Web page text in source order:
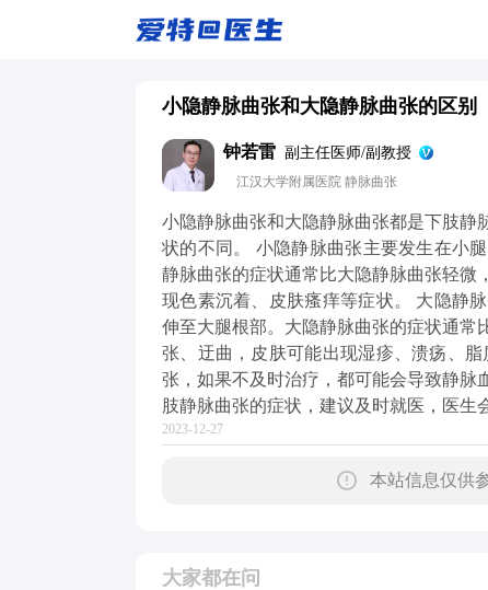
小隐静脉曲张和大隐静脉曲张的区别
钟若雷 副主任医师/副教授
江汉大学附属医院 静脉曲张
小隐静脉曲张和大隐静脉曲张都是下肢静
状的不同。 小隐静脉曲张主要发生在小
静脉曲张的症状通常比大隐静脉曲张轻微
现色素沉着、皮肤瘙痒等症状。 大隐静
伸至大腿根部。大隐静脉曲张的症状通常
张、迂曲，皮肤可能出现湿疹、溃疡、
张，如果不及时治疗，都可能会导致静脉
肢静脉曲张的症状，建议及时就医，医生
2023-12-27
本站信息仅供
大家都在问